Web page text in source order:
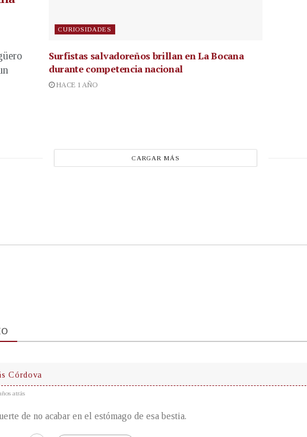
CURIOSIDADES
Surfistas salvadoreños brillan en La Bocana
durante competencia nacional
HACE 1 AÑO
CARGAR MÁS
Córdova
atrás
de no acabar en el estómago de esa bestia.